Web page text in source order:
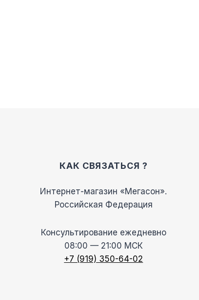
КАК СВЯЗАТЬСЯ ?
Интернет-магазин «Мегасон».
Российская Федерация
Консультирование ежедневно
08:00 — 21:00 МСК
+7 (919) 350-64-02